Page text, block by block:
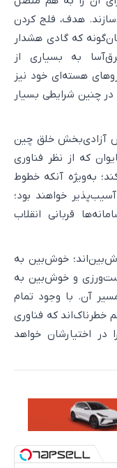
هدف، فلج کردن
که گادی هشدار
به بسیاری از
هسته‌ای خود نیز
چنین شرایطی بسیار
آزادی‌بخش خلق چین
که از نظر فناوری
به‌ویژه آنکه خطوط
آسیب‌پذیر خواهند بود؛
قربانی انقلاب
خوش‌بین به
و خوش‌بین به
آن. با وجود تمام
خطرناک‌اند که فناوری
در اختیارشان خواهد